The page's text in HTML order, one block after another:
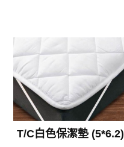
T/C白色保潔墊 (5*6.2)